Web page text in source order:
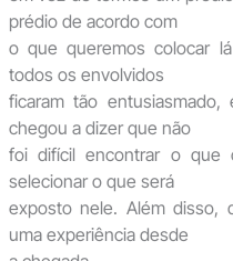
prédio de acordo com
o que queremos colocar
todos os envolvidos
ficaram tão
chegou a dizer que não
foi difícil encontrar o que
selecionar o que será
exposto nele. Além disso,
uma experiência desde